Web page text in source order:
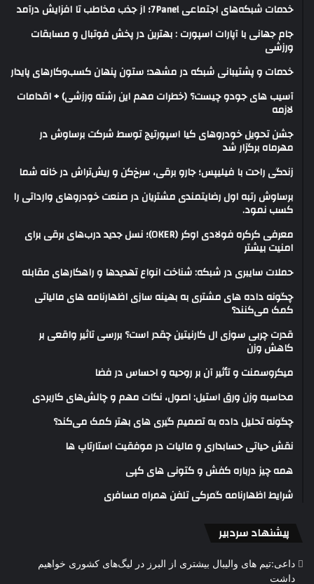
خدمات شبکه‌های اجتماعی 7Panel؛ از جذب مخاطب تا افزایش درآمد
جام جهانی با آپارات اسپورت : بهترین در پخش فوتبال و مسابقات
ورزشی
خدمات و پشتیبانی شبکه در مشهد؛ ستون پنهان کسب‌وکارهای پایدار
آسیب های جودو چیست؟ (خطرات مهم این رشته ورزشی) + اقدامات
لازمه
جشن تحویل خودروهای کیا اسپورتیج توسط شرکت برساوش در
مهرماه برگزار شد
زندگی راحت با فیلیپس؛ جارو برقی، سرخ‌کن و ریش‌تراش در خانه شما
برساوش رتبه اول رضایتمندی مشتریان در صنعت خودروهای وارداتی را
کسب نمود.
معرفی کرکره فولادی اوکر (OKER)؛ نسل جدید درب‌های برقی برای
امنیت بیشتر
حملات سایبری در شبکه: شناخت انواع تهدیدها و راهکارهای مقابله
چگونه داده های مشتری به بهینه سازی اظهارنامه های مالیاتی
کمک می‌کنند؟
قدرت چربی سوزی ال کارنیتین چقدر است؟ بررسی تاثیر واقعی بر
کاهش وزن
میکروسمنت و تأثیر آن بر روحیه و احساس در فضا
محاسبه وزن ورق استیل: اصول، نکات مهم و چالش‌های کاربردی
چگونه تحلیل داده به تصمیم گیری های بهتر کمک می‌کند؟
نقش حیاتی حسابداری و مالیات در موفقیت استارتاپ ها
همه چیز درباره کفش و کتونی های کپی
شرایط اظهارنامه گمرکی تلفن همراه مسافری
پیشنهاد سردبیر
داعی:تیم های والیبال بیشتری از البرز در لیگ‌های کشوری خواهیم
داشت